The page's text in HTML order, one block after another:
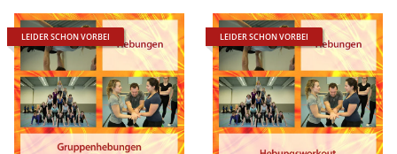
LEIDER SCHON VORBEI LEIDER SCHON VORBEI